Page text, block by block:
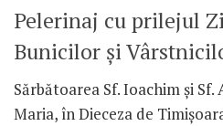
Pelerinaj cu prilejul
Bunicilor și
Sărbătoarea Sf. Ioachim și Sf.
Maria, în Dieceza de